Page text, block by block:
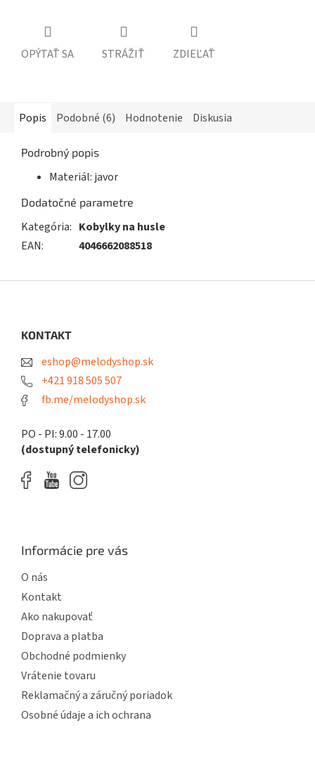
OPÝTAŤ SA STRÁŽIŤ ZDIEĽAŤ
Popis Podobné (6) Hodnotenie Diskusia
Podrobný popis
Materiál: javor
Dodatočné parametre
Kategória: Kobylky na husle
EAN: 4046662088518
KONTAKT
eshop@melodyshop.sk
+421 918 505 507
fb.me/melodyshop.sk
PO - PI: 9.00 - 17.00
(dostupný telefonicky)
Informácie pre vás
O nás
Kontakt
Ako nakupovať
Doprava a platba
Obchodné podmienky
Vrátenie tovaru
Reklamačný a záručný poriadok
Osobné údaje a ich ochrana